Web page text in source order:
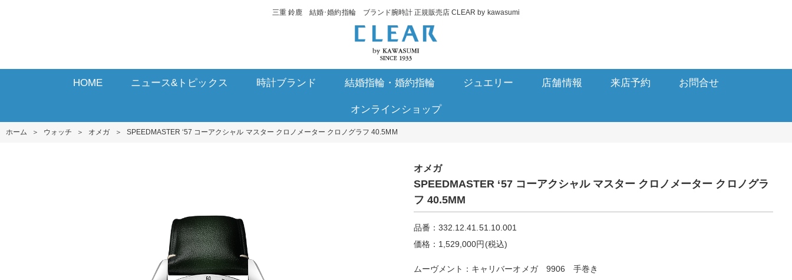
三重 鈴鹿 結婚･婚約指輪 ブランド腕時計 正規販売店 CLEAR by kawasumi
HOME ニュース&トピックス 時計ブランド 結婚指輪・婚約指輪 ジュエリー 店舗情報 来店予約 お問合せ
オンラインショップ
ホーム ＞ ウォッチ ＞ オメガ ＞ SPEEDMASTER ‘5 7 コーアクシャル マスター クロノメーター クロノグラフ 40.5M M
オメガ
SPEEDMASTER ‘5 7 コーアクシャル マスター クロノメーター クロノグラ
フ 40.5M M
品番：332.12.41.51.10.001
価格：1,529,000円(税込)
ムーヴメント：キャリバーオメガ 9906 手巻き